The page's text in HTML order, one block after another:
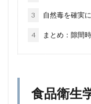
3 自然毒を確実
4 まとめ：隙間
食品衛生